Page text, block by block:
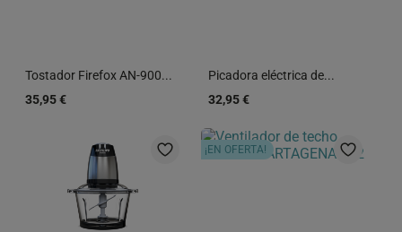
Tostador Firefox AN-900...
35,95 €
Picadora eléctrica de...
32,95 €
¡EN OFERTA!